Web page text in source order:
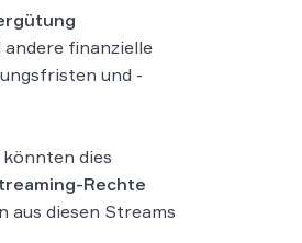
finanzielle
und -
dies
Rechte
aus diesen Streams